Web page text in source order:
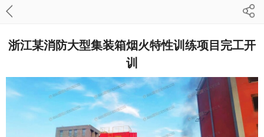
浙江某消防大型集装箱烟火特性训练项目完工开
训